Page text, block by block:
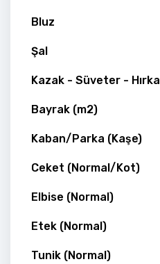
Bluz
Şal
Kazak - Süveter - Hırka
Bayrak (m2)
Kaban/Parka (Kaşe)
Ceket (Normal/Kot)
Elbise (Normal)
Etek (Normal)
Tunik (Normal)